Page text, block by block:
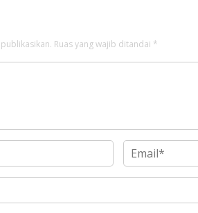
Ruas yang wajib ditandai *